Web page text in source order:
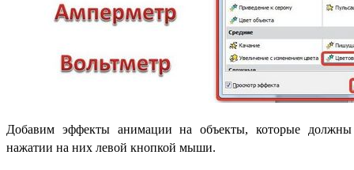
Добавим эффекты анимации на объекты, которые должны
нажатии на них левой кнопкой мыши.